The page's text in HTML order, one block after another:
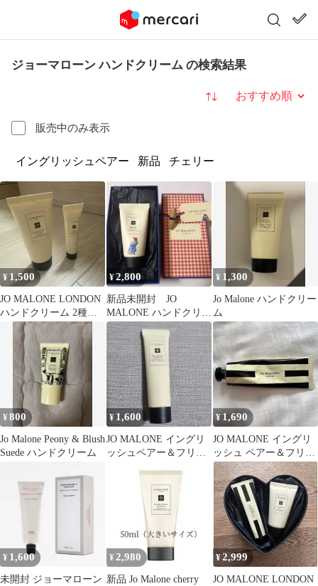
ジョーマローン ハンドクリーム の検索結果
販売中のみ表示
並び替え
イングリッシュペアー 新品 チェリー
¥ 1,500
JO MALONE LONDON
ハンドクリーム 2種セ
ット
¥2,800
新品未開封 JO
MALONE ハンドクリー
ム ウッドセージ&シ
ーソルト
¥ 1,300
Jo Malone ハンドクリー
ム
¥800
Jo Malone Peony & Blush
Suede ハンドクリーム
¥1,600
JO MALONE イングリ
ッシュペアー＆フリー
¥ 1,690
JO MALONE イングリ
ッシュ ペアー＆フリー
ジア ハンドクリーム
¥ 1,600
未開封 ジョーマローン
¥ 2,980
新品 Jo Malone cherry
¥2,999
JO MALONE LONDON